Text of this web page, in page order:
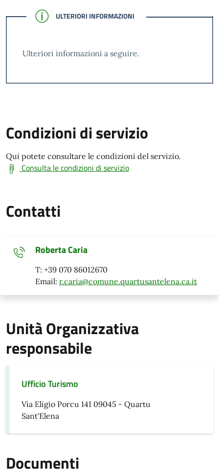
CONFERMATO
ULTERIORI INFORMAZIONI
Ulteriori informazioni a seguire.
Condizioni di servizio
Qui potete consultare le condizioni del servizio.
Consulta le condizioni di servizio
Contatti
Roberta Caria
T: +39 070 86012670
Email: r.caria@comune.quartusantelena.ca.it
Unità Organizzativa
responsabile
Ufficio Turismo
Via Eligio Porcu 141 09045 - Quartu
Sant'Elena
Documenti